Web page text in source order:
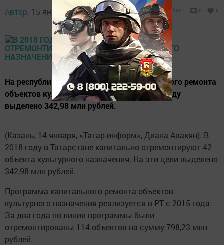
Автор, 15 января 2018 - 08:28 1357 0 0
На республиканскую программу капитального ремонта
объектов культурного назначения в 2018 году
выделено 342,98 млн рублей.
(Казань, 14 января, «Татар-информ», Диана Авакян). В
2018 году в Татарстане капитально отремонтируют 42
объекта культурного назначения. На эти цели выделено
342,98 млн рублей.
Программа капитального ремонта объектов
культурного назначения реализуется в РТ с 2015 года.
За два года по линии программы были
отремонтированы 114 объектов на сумму 798,23 млн
рублей.